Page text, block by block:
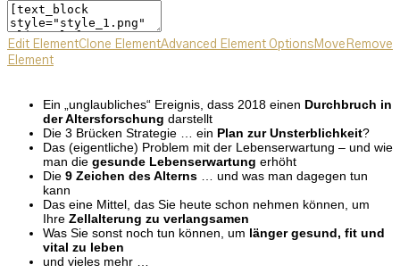
Edit ElementClone ElementAdvanced Element Options Move Remove
Element
Ein „unglaubliches“ Ereignis, dass 2018 einen Durchbruch in
der Altersforschung darstellt
Die 3 Brücken Strategie … ein Plan zur Unsterblichkeit?
Das (eigentliche) Problem mit der Lebenserwartung – und wie
man die gesunde Lebenserwartung erhöht
Die 9 Zeichen des Alterns … und was man dagegen tun
kann
Das eine Mittel, das Sie heute schon nehmen können, um
Ihre Zellalterung zu verlangsamen
Was Sie sonst noch tun können, um länger gesund, fit und
vital zu leben
und vieles mehr …